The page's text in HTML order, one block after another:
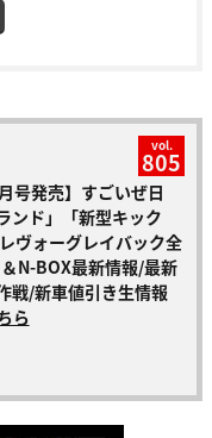
vol.
805
号発売】すごいぜ日
ンド」「新型キック
ヴォーグレイバック全
N-BOX最新情報/最新
戦/新車値引き生情報
ら